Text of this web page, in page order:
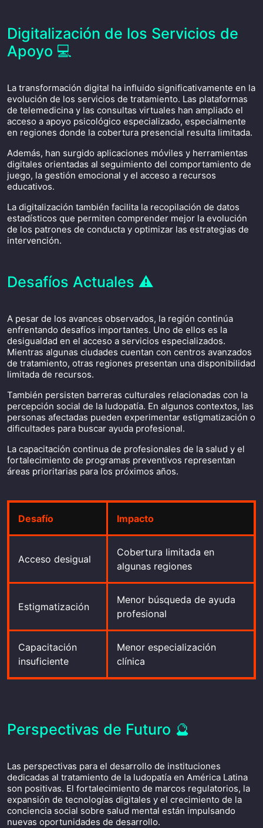
Digitalización de los Servicios de
Apoyo 💻
La transformación digital ha influido significativamente en la
evolución de los servicios de tratamiento. Las plataformas
de telemedicina y las consultas virtuales han ampliado el
acceso a apoyo psicológico especializado, especialmente
en regiones donde la cobertura presencial resulta limitada.
Además, han surgido aplicaciones móviles y herramientas
digitales orientadas al seguimiento del comportamiento de
juego, la gestión emocional y el acceso a recursos
educativos.
La digitalización también facilita la recopilación de datos
estadísticos que permiten comprender mejor la evolución
de los patrones de conducta y optimizar las estrategias de
intervención.
Desafíos Actuales ⚠️
A pesar de los avances observados, la región continúa
enfrentando desafíos importantes. Uno de ellos es la
desigualdad en el acceso a servicios especializados.
Mientras algunas ciudades cuentan con centros avanzados
de tratamiento, otras regiones presentan una disponibilidad
limitada de recursos.
También persisten barreras culturales relacionadas con la
percepción social de la ludopatía. En algunos contextos, las
personas afectadas pueden experimentar estigmatización o
dificultades para buscar ayuda profesional.
La capacitación continua de profesionales de la salud y el
fortalecimiento de programas preventivos representan
áreas prioritarias para los próximos años.
Desafío Impacto
Acceso desigual
Cobertura limitada en
algunas regiones
Estigmatización
Menor búsqueda de ayuda
profesional
Capacitación
insuficiente
Menor especialización
clínica
Perspectivas de Futuro 🔮
Las perspectivas para el desarrollo de instituciones
dedicadas al tratamiento de la ludopatía en América Latina
son positivas. El fortalecimiento de marcos regulatorios, la
expansión de tecnologías digitales y el crecimiento de la
conciencia social sobre salud mental están impulsando
nuevas oportunidades de desarrollo.